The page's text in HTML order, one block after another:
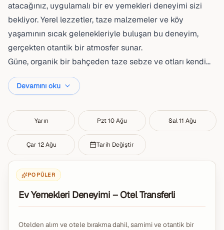
atacağınız, uygulamalı bir ev yemekleri deneyimi sizi
bekliyor. Yerel lezzetler, taze malzemeler ve köy
yaşamının sıcak gelenekleriyle buluşan bu deneyim,
gerçekten otantik bir atmosfer sunar.
Güne, organik bir bahçeden taze sebze ve otları kendi...
Devamını oku
Yarın Pzt 10 Ağu Sal 11 Ağu
Çar 12 Ağu Tarih Değiştir
POPÜLER
Ev Yemekleri Deneyimi – Otel Transferli
Otelden alım ve otele bırakma dahil, samimi ve otantik bir